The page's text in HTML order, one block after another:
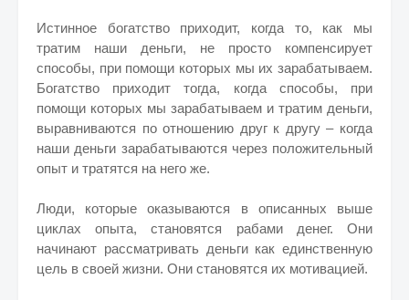
Истинное богатство приходит, когда то, как мы
тратим наши деньги, не просто компенсирует
способы, при помощи которых мы их зарабатываем.
Богатство приходит тогда, когда способы, при
помощи которых мы зарабатываем и тратим деньги,
выравниваются по отношению друг к другу – когда
наши деньги зарабатываются через положительный
опыт и тратятся на него же.
Люди, которые оказываются в описанных выше
циклах опыта, становятся рабами денег. Они
начинают рассматривать деньги как единственную
цель в своей жизни. Они становятся их мотивацией.